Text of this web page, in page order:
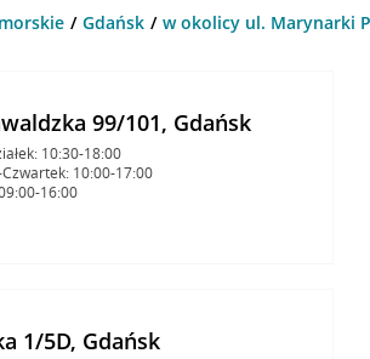
Gdańsk w okolicy ul. Marynarki
99/101, Gdańsk
10:30-18:00
10:00-17:00
16:00
1/5D, Gdańsk